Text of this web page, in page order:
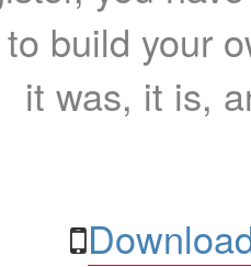
build your
it was, it is,